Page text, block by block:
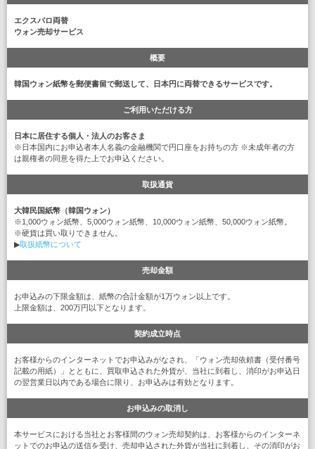
エクスパロ両替
ウォン売却サービス
概要
韓国ウォン紙幣を郵便書留で郵送して、日本円に両替できるサービスです。
ご利用いただける方
日本に居住する個人・法人のお客さま
※日本国内にお申込者本人名義の金融機関で円口座をお持ちの方 ※未成年者の方
は親権者の同意を得た上でお申込ください。
取扱通貨
大韓民国紙幣（韓国ウォン）
※1,000ウォン紙幣、5,000ウォン紙幣、10,000ウォン紙幣、50,000ウォン紙幣。
※硬貨は買い取りできません。
▶取扱紙幣について
売却金額
お申込みの下限金額は、紙幣の合計金額が1万ウォン以上です。
上限金額は、200万円以下となります。
契約成立時点
お客様からのインターネットでお申込みがなされ、「ウォン売却依頼書（受付番号
記載の用紙）」とともに、買取申込された外貨が、当社に到着し、消印がお申込日
の翌営業日以内である場合に限り、お申込みは有効となります。
お申込みの取消し
本サービスにおける当社とお客様間のウォン売却契約は、お客様からのインターネ
ットでのお申込の送信を受け、売却申込された外貨が当社に到着し、その消印がお